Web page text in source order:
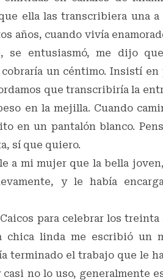
ella las transcribiera una a
años, cuando vivía
se entusiasmó, me dijo
un céntimo. Insistí
que transcribiría la
en la mejilla. Cuando
en un pantalón blanco.
sí que quiero.
a mi mujer que la bella
y le había
para celebrar los treinta
chica linda me escribió un
terminado el trabajo que le
no lo uso, generalmente